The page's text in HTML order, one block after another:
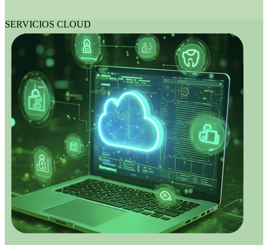
SERVICIOS CLOUD